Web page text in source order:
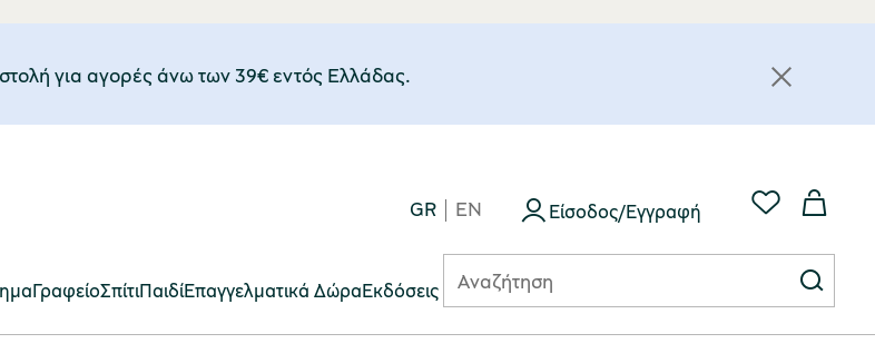
για αγορές άνω των 39€ εντός Eλλάδας.
ΓραφείοΣπίτιΠαιδίΕπαγγελματικά ΔώραEκδόσεις
GR EN Είσοδος/Εγγραφή